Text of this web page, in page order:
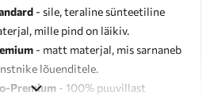
- sile, teraline sünteetiline
mille pind on läikiv.
- matt materjal, mis sarnaneb
lõuenditele.
Premium - 100% puuvillast